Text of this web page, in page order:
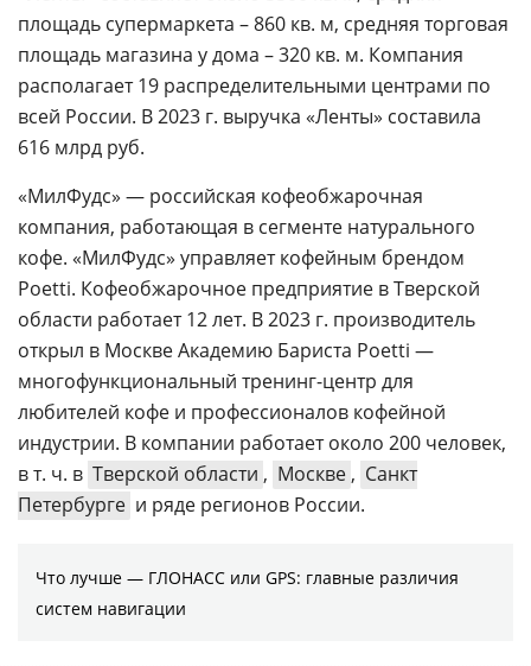
площадь супермаркета – 860 кв. м, средняя торговая
площадь магазина у дома – 320 кв. м. Компания
располагает 19 распределительными центрами по
всей России. В 2023 г. выручка «Ленты» составила
616 млрд руб.
«МилФудс» — российская кофеобжарочная
компания, работающая в сегменте натурального
кофе. «МилФудс» управляет кофейным брендом
Poetti. Кофеобжарочное предприятие в Тверской
области работает 12 лет. В 2023 г. производитель
открыл в Москве Академию Бариста Poetti —
многофункциональный тренинг-центр для
любителей кофе и профессионалов кофейной
индустрии. В компании работает около 200 человек,
в т. ч. в Тверской области , Москве , Санкт
Петербурге и ряде регионов России.
Что лучше — ГЛОНАСС или GPS: главные различия
систем навигации